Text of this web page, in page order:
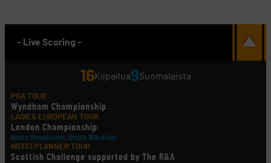
- Live Scoring -
16Kilpailua9Suomalaista
PGA TOUR
Wyndham Championship
LADIES EUROPEAN TOUR
London Championship
Noora Komulainen, Ursula Wikström
HOTELPLANNER TOUR
Scottish Challenge supported by The R&A